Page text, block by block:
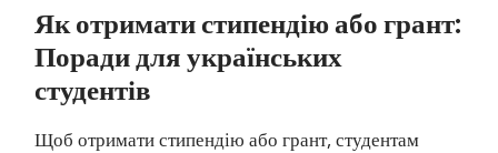
Як отримати стипендію або грант:
Поради для українських
студентів
Щоб отримати стипендію або грант, студентам